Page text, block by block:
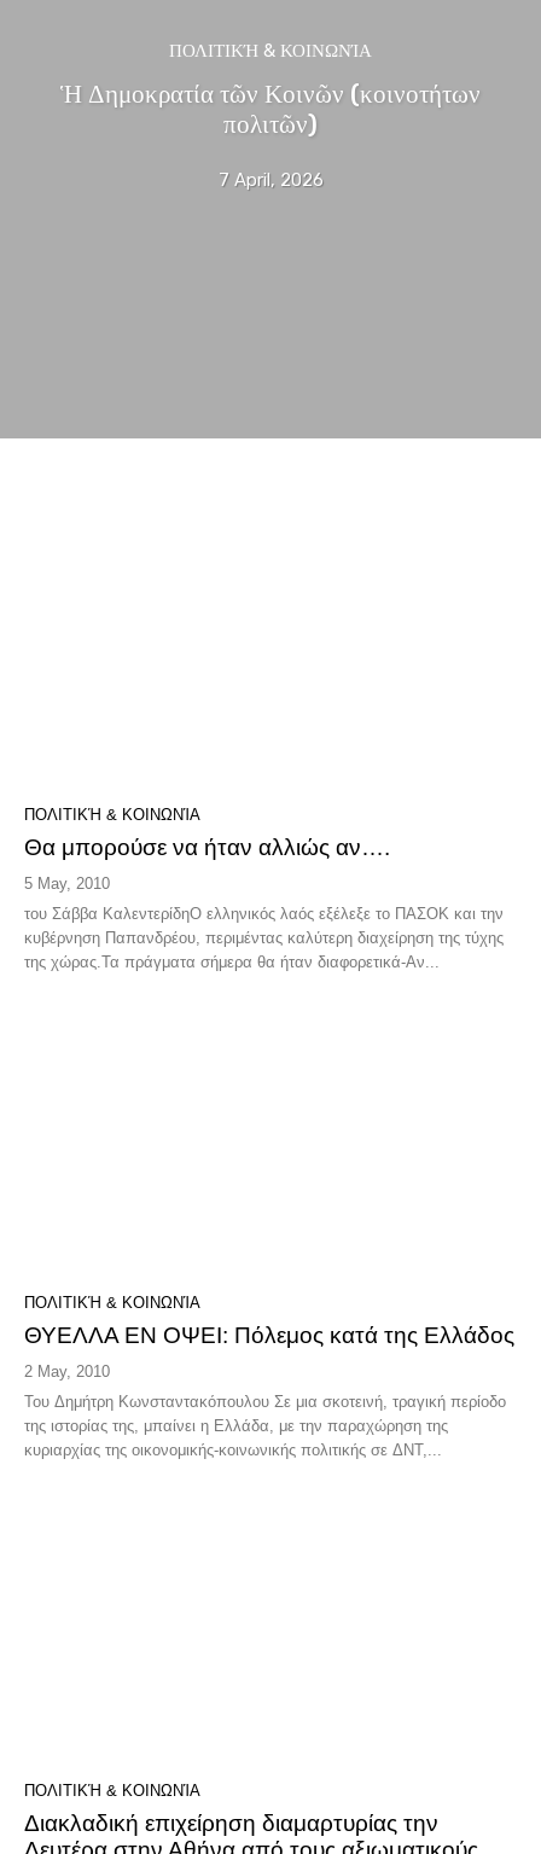
ΠΟΛΙΤΙΚΉ & ΚΟΙΝΩΝΊΑ
Ἡ Δημοκρατία τῶν Κοινῶν (κοινοτήτων
πολιτῶν)
7 April, 2026
ΠΟΛΙΤΙΚΉ & ΚΟΙΝΩΝΊΑ
Θα μπορούσε να ήταν αλλιώς αν….
5 May, 2010
του Σάββα ΚαλεντερίδηΟ ελληνικός λαός εξέλεξε το ΠΑΣΟΚ και την
κυβέρνηση Παπανδρέου, περιμέντας καλύτερη διαχείρηση της τύχης
της χώρας.Τα πράγματα σήμερα θα ήταν διαφορετικά-Αν...
ΠΟΛΙΤΙΚΉ & ΚΟΙΝΩΝΊΑ
ΘΥΕΛΛΑ ΕΝ ΟΨΕΙ: Πόλεμος κατά της Ελλάδος
2 May, 2010
Του Δημήτρη Κωνσταντακόπουλου Σε μια σκοτεινή, τραγική περίοδο
της ιστορίας της, μπαίνει η Ελλάδα, με την παραχώρηση της
κυριαρχίας της οικονομικής-κοινωνικής πολιτικής σε ΔΝΤ,...
ΠΟΛΙΤΙΚΉ & ΚΟΙΝΩΝΊΑ
Διακλαδική επιχείρηση διαμαρτυρίας την